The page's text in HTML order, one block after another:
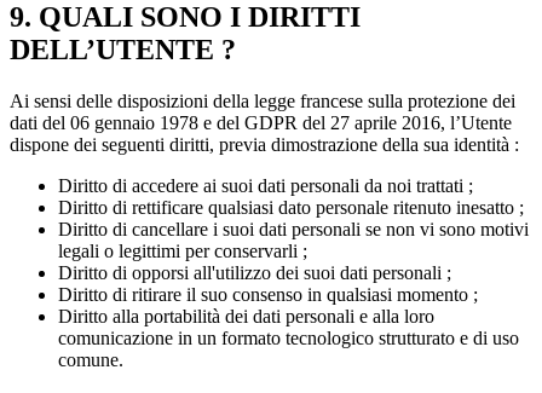
9. QUALI SONO I DIRITTI
DELL’UTENTE ?
Ai sensi delle disposizioni della legge francese sulla protezione dei
dati del 06 gennaio 1978 e del GDPR del 27 aprile 2016, l’Utente
dispone dei seguenti diritti, previa dimostrazione della sua identità :
Diritto di accedere ai suoi dati personali da noi trattati ;
Diritto di rettificare qualsiasi dato personale ritenuto inesatto ;
Diritto di cancellare i suoi dati personali se non vi sono motivi
legali o legittimi per conservarli ;
Diritto di opporsi all'utilizzo dei suoi dati personali ;
Diritto di ritirare il suo consenso in qualsiasi momento ;
Diritto alla portabilità dei dati personali e alla loro
comunicazione in un formato tecnologico strutturato e di uso
comune.